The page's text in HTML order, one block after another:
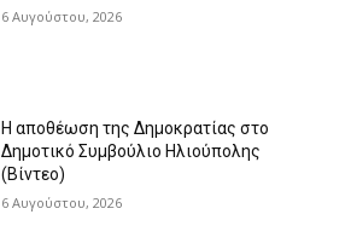
6 Αυγούστου, 2026
Η αποθέωση της Δημοκρατίας στο
Δημοτικό Συμβούλιο Ηλιούπολης
(Βίντεο)
6 Αυγούστου, 2026